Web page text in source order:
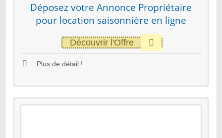
Déposez votre Annonce Propriétaire
pour location saisonnière en ligne
Découvrir l'Offre
Plus de détail !